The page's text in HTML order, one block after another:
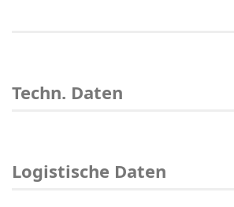
Techn. Daten
Logistische Daten